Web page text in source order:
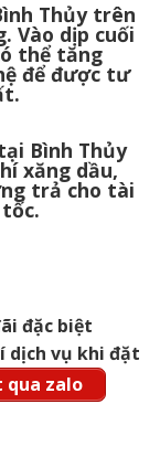
Thủy trên
Vào dịp cuối
thể tăng
để được tư
Bình Thủy
xăng dầu,
trả cho tài
đặc biệt
dịch vụ khi đặt
qua zalo